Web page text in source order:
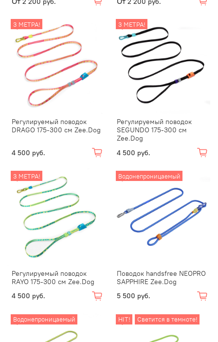
3 МЕТРА!
Регулируемый поводок
DRAGO 175-300 см Zee.Dog
4 500 руб.
3 МЕТРА!
Регулируемый поводок
SEGUNDO 175-300 см
Zee.Dog
4 500 руб.
3 МЕТРА!
Регулируемый поводок
RAYO 175-300 см Zee.Dog
4 500 руб.
Водонепроницаемый
Поводок handsfree NEOPRO
SAPPHIRE Zee.Dog
5 500 руб.
Водонепроницаемый HIT! Светится в темноте!